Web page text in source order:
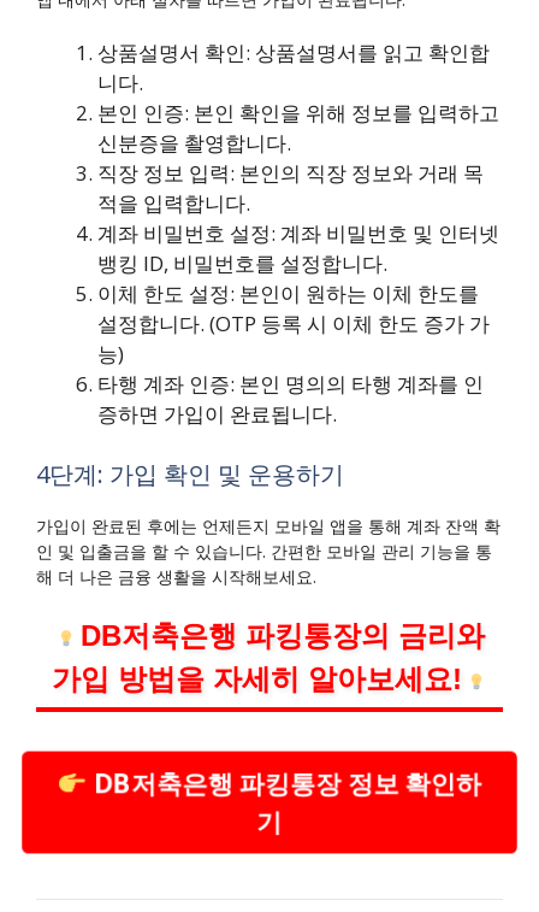
상품설명서 확인: 상품설명서를 읽고 확인합
니다.
본인 인증: 본인 확인을 위해 정보를 입력하고
신분증을 촬영합니다.
직장 정보 입력: 본인의 직장 정보와 거래 목
적을 입력합니다.
계좌 비밀번호 설정: 계좌 비밀번호 및 인터넷
뱅킹 ID, 비밀번호를 설정합니다.
이체 한도 설정: 본인이 원하는 이체 한도를
설정합니다. (OTP 등록 시 이체 한도 증가 가
능)
타행 계좌 인증: 본인 명의의 타행 계좌를 인
증하면 가입이 완료됩니다.
4단계: 가입 확인 및 운용하기
가입이 완료된 후에는 언제든지 모바일 앱을 통해 계좌 잔액 확
인 및 입출금을 할 수 있습니다. 간편한 모바일 관리 기능을 통
해 더 나은 금융 생활을 시작해보세요.
DB저축은행 파킹통장의 금리와
가입 방법을 자세히 알아보세요!
DB저축은행 파킹통장 정보 확인하
기